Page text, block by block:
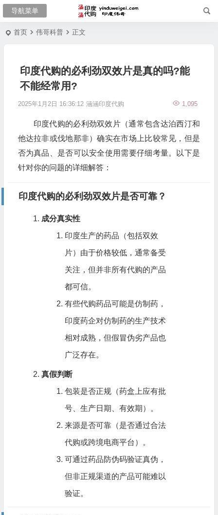
首页 伟哥科普 正文
印度代购的必利劲双效片是真的吗?能
不能经常用?
2025年1月2日 16:36:12 涵涵印度代购 1,095
印度代购的必利劲双效片（通常包含达泊西汀和
他达拉非或伐地那非）确实在市场上比较常见，但是
否为真品、是否可以安全使用需要仔细考量。以下是
针对你的问题的详细解答：
印度代购的必利劲双效片是否可靠？
成分真实性
印度生产的药品（包括双效
片）由于价格较低，通常备受
关注，但并非所有代购的产品
都可信。
有些代购药品可能是仿制药，
印度药企对仿制药的生产技术
相对成熟，但假冒伪劣产品也
广泛存在。
真假判断
包装是否正规（药盒上应有批
号、生产日期、有效期）。
来源是否可靠（是否通过合法
代购或跨境电商平台）。
可通过药品防伪码验证真伪，
但非正规渠道的产品可能难以
验证。